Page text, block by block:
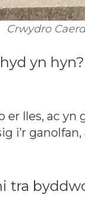
Crwydro
yn hyn?
lles, ac
i’r
tra